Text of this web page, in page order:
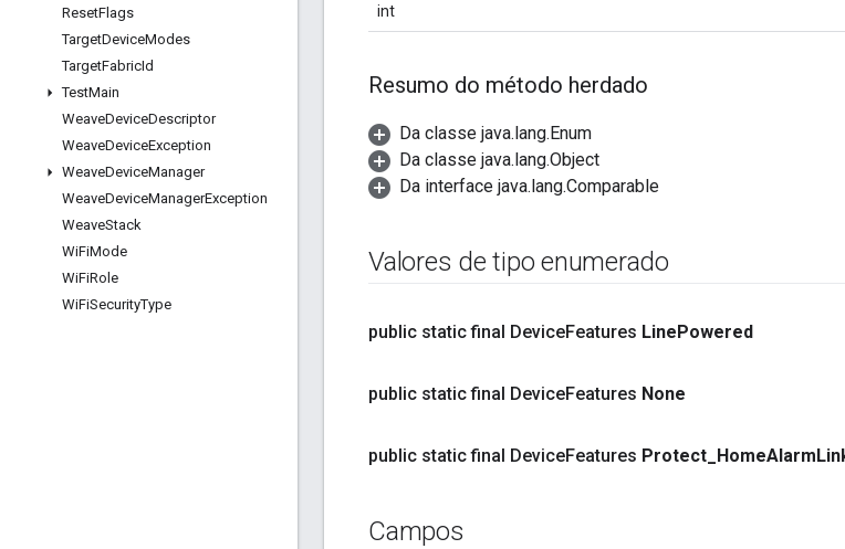
ResetFlags
TargetDeviceModes
TargetFabricId
TestMain
WeaveDeviceDescriptor
WeaveDeviceException
WeaveDeviceManager
WeaveDeviceManagerException
WeaveStack
WiFiMode
WiFiRole
WiFiSecurityType
int
Resumo do método herdado
Da classe java.lang.Enum
Da classe java.lang.Object
Da interface java.lang.Comparable
Valores de tipo enumerado
public static final DeviceFeatures LinePowered
public static final DeviceFeatures None
public static final DeviceFeatures Protect HomeAlarm
Campos